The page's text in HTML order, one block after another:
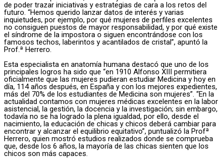
de poder trazar iniciativas y estrategias de cara a los retos del
futuro. “Hemos querido lanzar datos de interés y varias
inquietudes, por ejemplo, por qué mujeres de perfiles excelentes
no consiguen puestos de mayor responsabilidad, y por qué existe
el síndrome de la impostora o siguen encontrándose con los
famosos techos, laberintos y acantilados de cristal”, apuntó la
Prof.ª Herrero.
Esta especialista en anatomía humana destacó que uno de los
principales logros ha sido que “en 1910 Alfonso XIII permitiera
oficialmente que las mujeres pudieran estudiar Medicina y hoy en
día, 114 años después, en España y con los mejores expedientes,
más del 70% de los estudiantes de Medicina son mujeres”. “En la
actualidad contamos con mujeres médicas excelentes en la labor
asistencial, la gestión, la docencia y la investigación; sin embargo,
todavía no se ha logrado la plena igualdad, por ello, desde el
nacimiento, la educación de chicas y chicos deberá cambiar para
encontrar y alcanzar el equilibrio equitativo”, puntualizó la Profª
Herrero, quien mostró estudios realizados donde se comprueba
que, desde los 6 años, la mayoría de las chicas sienten que los
chicos son más capaces.